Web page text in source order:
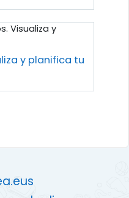
y planifica tu